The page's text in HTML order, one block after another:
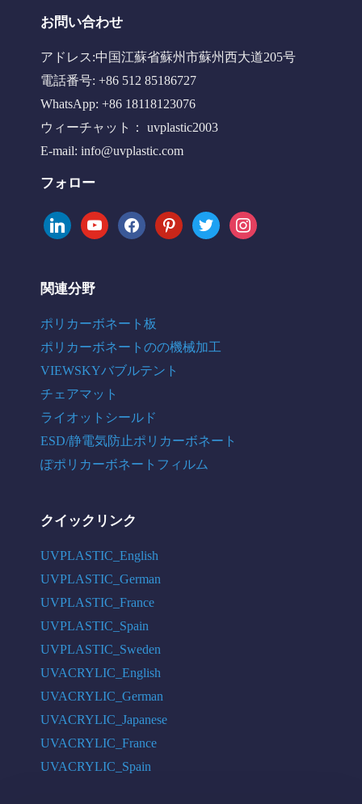
お問い合わせ
アドレス:中国江蘇省蘇州市蘇州西大道205号
電話番号: +86 512 85186727
WhatsApp: +86 18118123076
ウィーチャット： uvplastic2003
E-mail: info@uvplastic.com
フォロー
linkedinyoutubefacebookpinteresttwitter instagram
関連分野
ポリカーボネート板
ポリカーボネートのの機械加工
VIEWSKYバブルテント
チェアマット
ライオットシールド
ESD/静電気防止ポリカーボネート
ぽポリカーボネートフィルム
クイックリンク
UVPLASTIC_English
UVPLASTIC_German
UVPLASTIC_France
UVPLASTIC_Spain
UVPLASTIC_Sweden
UVACRYLIC_English
UVACRYLIC_German
UVACRYLIC_Japanese
UVACRYLIC_France
UVACRYLIC_Spain